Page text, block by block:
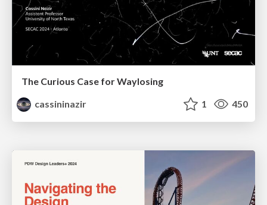
The Curious Case for Waylosing
cassininazir
1 450